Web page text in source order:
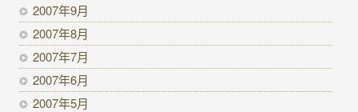
2007年9月
2007年8月
2007年7月
2007年6月
2007年5月